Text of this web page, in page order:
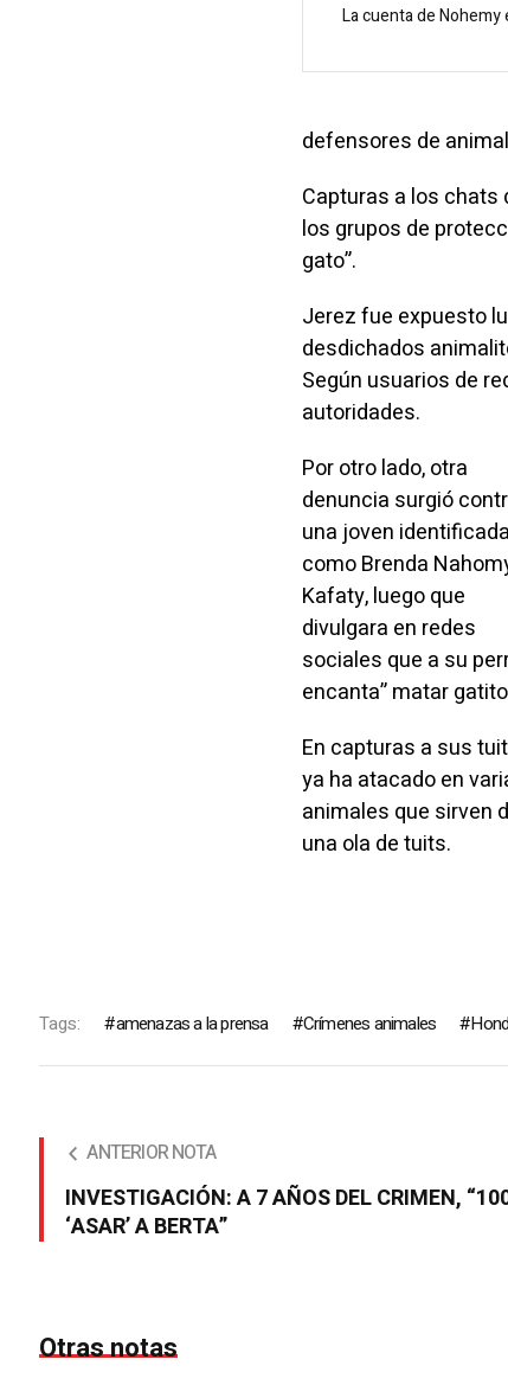
La cuenta de
defensores de
Capturas a los chats
los grupos de
gato”.
Jerez fue expuesto
desdichados
Según usuarios de
autoridades.
Por otro lado, otra
denuncia surgió
una joven identificada
como Brenda
Kafaty, luego que
divulgara en redes
sociales que a su
encanta” matar
En capturas a sus
ya ha atacado en
animales que sirven
una ola de tuits.
Tags: amenazas a la prensa Crímenes animales
ANTERIOR NOTA
INVESTIGACIÓN: A 7 AÑOS DEL CRIMEN,
‘ASAR’ A BERTA”
Otras notas